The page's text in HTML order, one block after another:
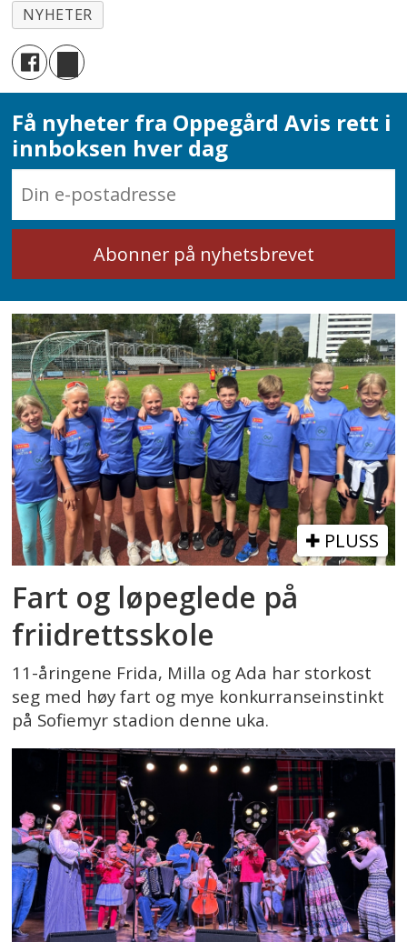
NYHETER
Få nyheter fra Oppegård Avis rett i
innboksen hver dag
PLUSS
Fart og løpeglede på
friidrettsskole
11-åringene Frida, Milla og Ada har storkost
seg med høy fart og mye konkurranseinstinkt
på Sofiemyr stadion denne uka.